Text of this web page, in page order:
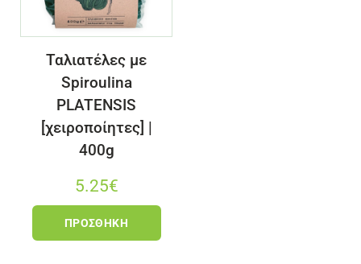
Ταλιατέλες με
Spiroulina
PLATENSIS
[χειροποίητες] |
400g
5.25€
ΠΡΟΣΘΉΚΗ